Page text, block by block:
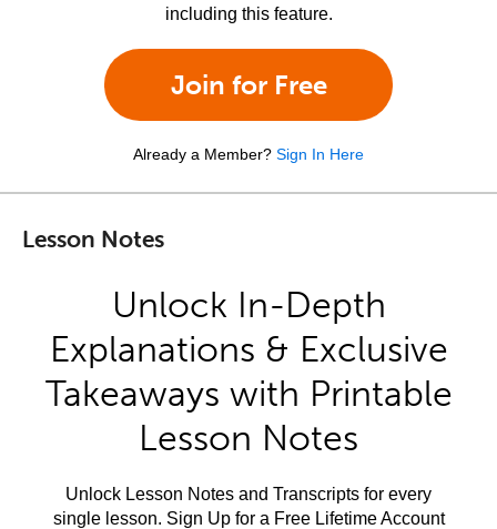
including this feature.
Join for Free
Already a Member? Sign In Here
Lesson Notes
Unlock In-Depth
Explanations & Exclusive
Takeaways with Printable
Lesson Notes
Unlock Lesson Notes and Transcripts for every
single lesson. Sign Up for a Free Lifetime Account